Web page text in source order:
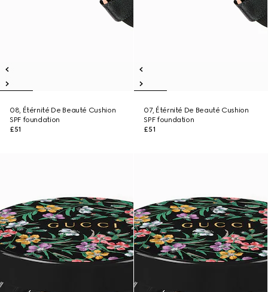
08, Étérnité De Beauté Cushion
SPF foundation
£51
07, Étérnité De Beauté Cushion
SPF foundation
£51